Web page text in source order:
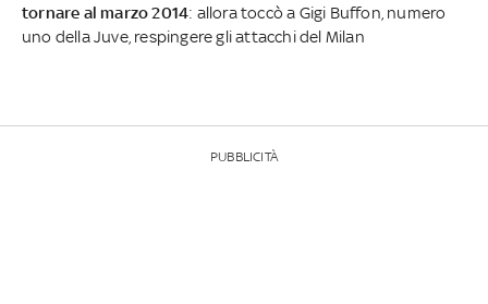
tornare al marzo 2014: allora toccò a Gigi Buffon, numero
uno della Juve, respingere gli attacchi del Milan
PUBBLICITÀ